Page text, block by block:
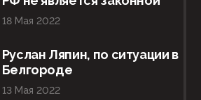
18 Мая 2022
Руслан Ляпин, по ситуации в
Белгороде
13 Мая 2022